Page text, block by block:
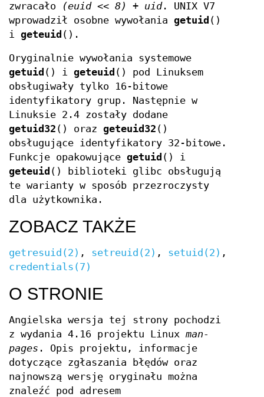
zwracało
(euid << 8) + uid. UNIX V7
wprowadził osobne wywołania getuid ()
i geteuid ().
Oryginalnie wywołania systemowe
getuid () i geteuid () pod Linuksem
obsługiwały tylko 16-bitowe
identyfikatory grup. Następnie w
Linuksie 2.4 zostały dodane
getuid32 () oraz geteuid32 ()
obsługujące identyfikatory 32-bitowe.
Funkcje opakowujące getuid () i
geteuid () biblioteki glibc obsługują
te warianty w sposób przezroczysty
dla użytkownika.
ZOBACZ TAKŻE
getresuid(2) , setreuid(2) , setuid(2) ,
credentials(7)
O STRONIE
Angielska wersja tej strony pochodzi
z wydania 4.16 projektu Linux man-
pages . Opis projektu, informacje
dotyczące zgłaszania błędów oraz
najnowszą wersję oryginału można
znaleźć pod adresem